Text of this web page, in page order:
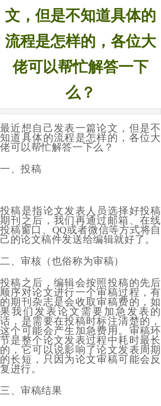
2024-08-19
文，但是不知道具体的
流程是怎样的，各位大
佬可以帮忙解答一下
么？
最近想自己发表一篇论文，但是不
知道具体的流程是怎样的，各位大
佬可以帮忙解答一下么？
一、投稿
投稿是指论文发表人员选择好投稿
期刊之后，我们再通过邮箱、在线
投稿窗口、QQ或者微信等方式将自
己的论文稿件发送给编辑就好了。
二、审核（也俗称为审稿）
投稿之后，编辑会按照投稿的先后
顺序对论文进行一个审稿过程，有
的期刊杂志是会收取审稿费的，如
果我们发表论文需要加急发表的
话，是需要在投稿时标注清楚的，
这个可能会产生加急费用。审稿环
节是整个论文发表过程中耗时最长
的，它可以说影响了论文发表周期
的长短，只因为论文审稿可能会反
复进行。
三、审稿结果